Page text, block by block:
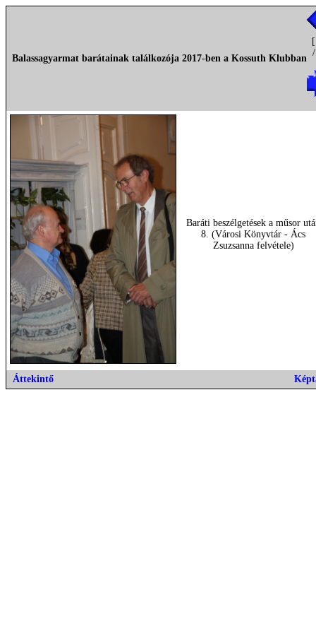
Balassagyarmat barátainak találkozója 2017-ben a Kossuth Klubban
Baráti beszélgetések a műsor
8. (Városi Könyvtár - Ács
Zsuzsanna felvétele)
Áttekintő